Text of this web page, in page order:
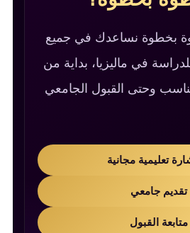
بخطوة نساعدك في جميع
في ماليزيا، بداية من
وحتى القبول الجامعي
تعليمية مجانية
تقديم جامعي
متابعة القبول